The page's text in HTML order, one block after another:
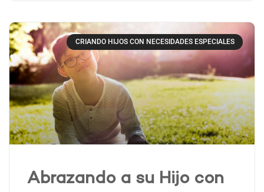
CRIANDO HIJOS CON NECESIDADES ESPECIALES
Abrazando a su Hijo con